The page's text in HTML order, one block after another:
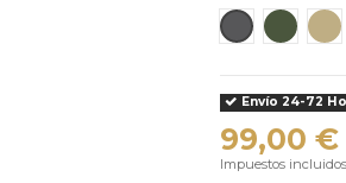
Magnet Grey
Taiga
Envío 24-72
99,00 €
Impuestos incluidos